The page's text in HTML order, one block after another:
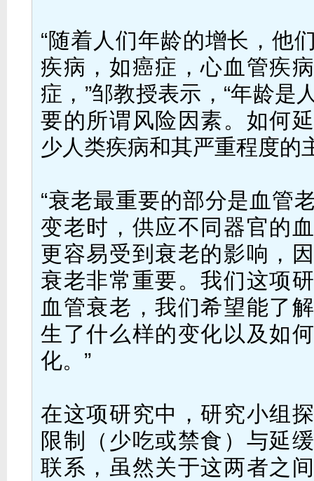
“随着人们年龄的增长，他
疾病，如癌症，心血管疾
症，”邹教授表示，“年龄是
要的所谓风险因素。如何
少人类疾病和其严重程度的
“衰老最重要的部分是血管
变老时，供应不同器官的
更容易受到衰老的影响，
衰老非常重要。我们这项
血管衰老，我们希望能了
生了什么样的变化以及如
化。”
在这项研究中，研究小组
限制（少吃或禁食）与延
联系，虽然关于这两者之